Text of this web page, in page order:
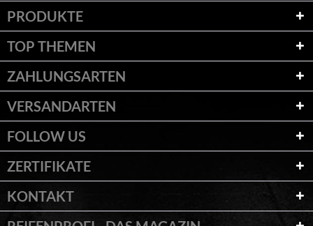
PRODUKTE
TOP THEMEN
ZAHLUNGSARTEN
VERSANDARTEN
FOLLOW US
ZERTIFIKATE
KONTAKT